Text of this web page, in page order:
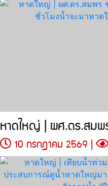
10 กรกฎาคม 2569 |